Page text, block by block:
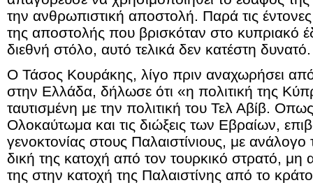
την ανθρωπιστική αποστολή. Παρά τις
της αποστολής που βρισκόταν στο κυπριακό
διεθνή στόλο, αυτό τελικά δεν κατέστη δυνατό.
Ο Τάσος Κουράκης, λίγο πριν αναχωρήσει
στην Ελλάδα, δήλωσε ότι «η πολιτική της
ταυτισμένη με την πολιτική του Τελ Αβίβ.
Ολοκαύτωμα και τις διώξεις των Εβραίων,
γενοκτονίας στους Παλαιστίνιους, με
δική της κατοχή από τον τουρκικό στρατό, μη
της στην κατοχή της Παλαιστίνης από το